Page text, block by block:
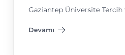
Gaziantep Üniversite Tercih
Devamı
"Gaziantep Üniversite Tercih